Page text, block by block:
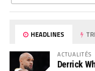
HEADLINES
ACTUALITÉS
Derrick